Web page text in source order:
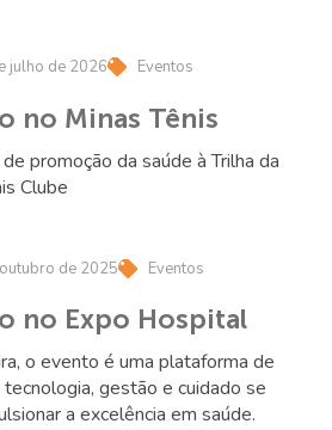
julho de 2026 Eventos
no Minas Tênis
promoção da saúde à Trilha da
Clube
de 2025 Eventos
no Expo Hospital
o evento é uma plataforma de
gestão e cuidado se
a excelência em saúde.